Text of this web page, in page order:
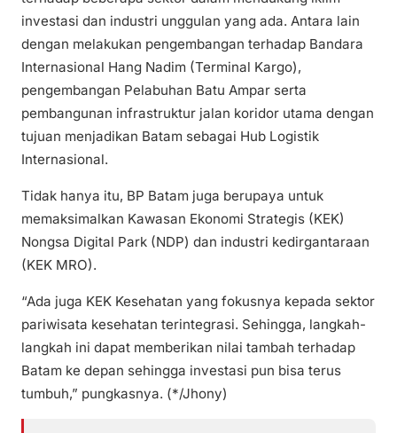
investasi dan industri unggulan yang ada. Antara lain
dengan melakukan pengembangan terhadap Bandara
Internasional Hang Nadim (Terminal Kargo),
pengembangan Pelabuhan Batu Ampar serta
pembangunan infrastruktur jalan koridor utama dengan
tujuan menjadikan Batam sebagai Hub Logistik
Internasional.
Tidak hanya itu, BP Batam juga berupaya untuk
memaksimalkan Kawasan Ekonomi Strategis (KEK)
Nongsa Digital Park (NDP) dan industri kedirgantaraan
(KEK MRO).
“Ada juga KEK Kesehatan yang fokusnya kepada sektor
pariwisata kesehatan terintegrasi. Sehingga, langkah-
langkah ini dapat memberikan nilai tambah terhadap
Batam ke depan sehingga investasi pun bisa terus
tumbuh,” pungkasnya. (*/Jhony)